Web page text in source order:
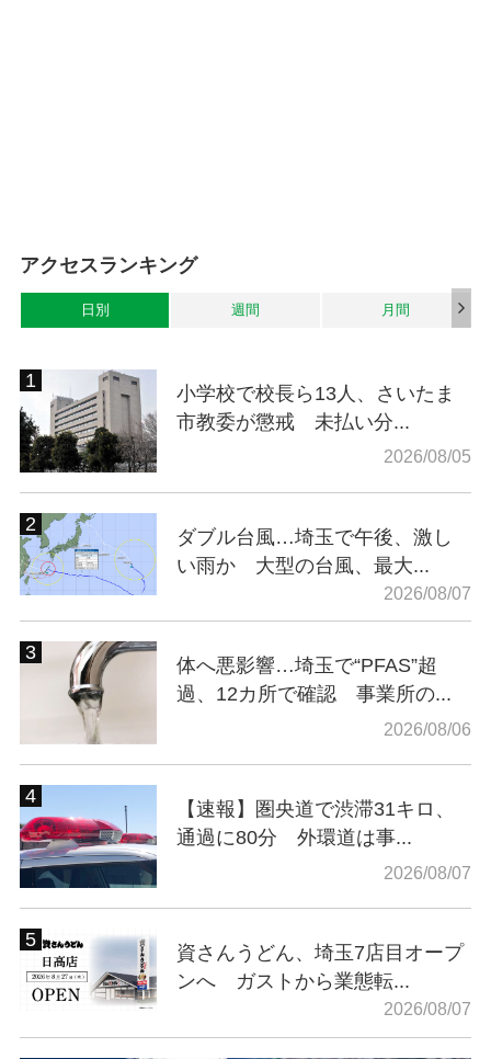
アクセスランキング
日別 週間 月間
小学校で校長ら13人、さいたま
市教委が懲戒 未払い分...
2026/08/05
ダブル台風…埼玉で午後、激し
い雨か 大型の台風、最大...
2026/08/07
体へ悪影響…埼玉で“PFAS”超
過、12カ所で確認 事業所の...
2026/08/06
【速報】圏央道で渋滞31キロ、
通過に80分 外環道は事...
2026/08/07
資さんうどん、埼玉7店目オープ
ンへ ガストから業態転...
2026/08/07